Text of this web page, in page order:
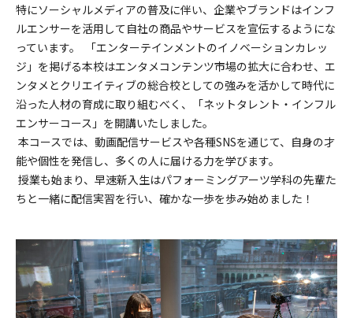
特にソーシャルメディアの普及に伴い、企業やブランドはインフ
ルエンサーを活用して自社の商品やサービスを宣伝するようにな
っています。 「エンターテインメントのイノベーションカレッ
ジ」を掲げる本校はエンタメコンテンツ市場の拡大に合わせ、エ
ンタメとクリエイティブの総合校としての強みを活かして時代に
沿った人材の育成に取り組むべく、「ネットタレント・インフル
エンサーコース」を開講いたしました。
本コースでは、動画配信サービスや各種SNSを通じて、自身の才
能や個性を発信し、多くの人に届ける力を学びます。
授業も始まり、早速新入生はパフォーミングアーツ学科の先輩た
ちと一緒に配信実習を行い、確かな一歩を歩み始めました！